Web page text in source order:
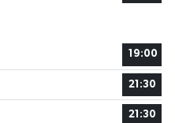
19:00
21:30
21:30